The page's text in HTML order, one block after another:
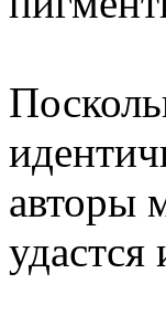
авторы
удастся